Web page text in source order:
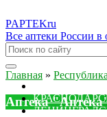
PAPTEKru
Все аптеки России в
Главная »
Аптека